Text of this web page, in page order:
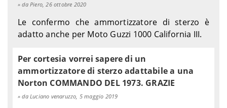
da Piero, 26 ottobre 2020
Le confermo che ammortizzatore di sterzo è
adatto anche per Moto Guzzi 1000 California III.
Per cortesia vorrei sapere di un
ammortizzatore di sterzo adattabile a una
Norton COMMANDO DEL 1973. GRAZIE
da Luciano venaruzzo, 5 maggio 2019